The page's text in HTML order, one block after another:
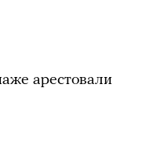
арестовали